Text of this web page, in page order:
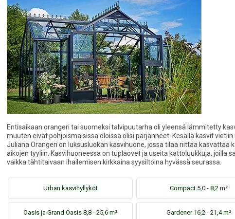
Entisaikaan orangeri tai suomeksi talvipuutarha oli yleensä lämmitetty
muuten eivät pohjoismaisissa oloissa olisi pärjänneet. Kesällä kasvit
Juliana Orangeri on luksusluokan kasvihuone, jossa tilaa riittää kasvattaa
aikojen tyyliin. Kasvihuoneessa on tuplaovet ja useita kattoluukkuja,
vaikka tähtitaivaan ihailemisen kirkkaina syysiltoina hyvässä seurassa.
Urban kasvihyllyköt Compact 5,0 - 8,2 m²
Oasis ja Grand Oasis 8,8 - 25,6 m² Gardener 16,2 - 21,4 m²